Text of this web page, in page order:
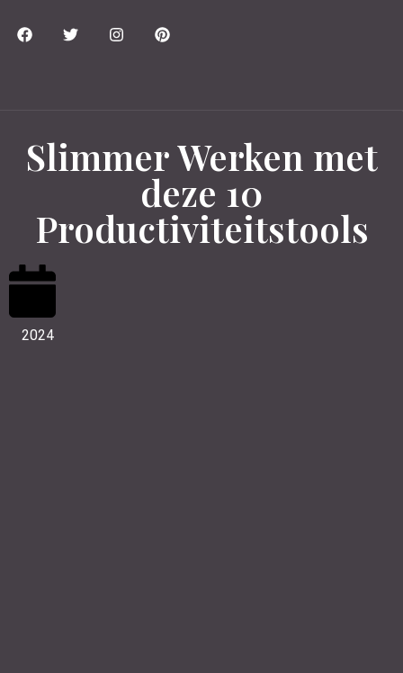
Slimmer Werken met
deze 10
Productiviteitstools
2024